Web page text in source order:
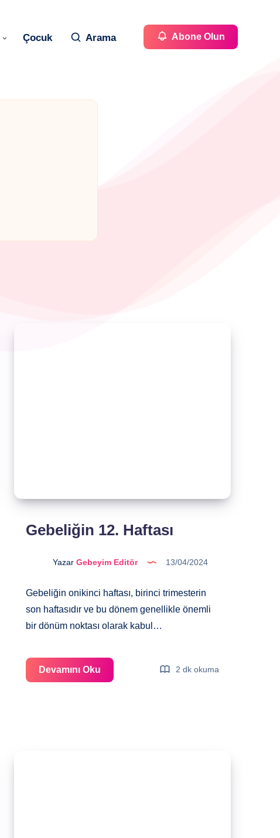
Çocuk Arama Abone Olun
Gebeliğin 12. Haftası
Yazar Gebeyim Editör 13/04/2024
Gebeliğin onikinci haftası, birinci trimesterin
son haftasıdır ve bu dönem genellikle önemli
bir dönüm noktası olarak kabul…
Devamını Oku
12.
2 dk okuma